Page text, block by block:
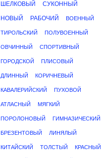
ШЕЛКОВЫЙ СУКОННЫЙ
НОВЫЙ РАБОЧИЙ ВОЕННЫЙ
ТИРОЛЬСКИЙ ПОЛУВОЕННЫЙ
ОВЧИННЫЙ СПОРТИВНЫЙ
ГОРОДСКОЙ ПЛИСОВЫЙ
ДЛИННЫЙ КОРИЧНЕВЫЙ
КАВАЛЕРИЙСКИЙ ПУХОВОЙ
АТЛАСНЫЙ МЯГКИЙ
ПОРОЛОНОВЫЙ ГИМНАЗИЧЕСКИЙ
БРЕЗЕНТОВЫЙ ЛИНЯЛЫЙ
КИТАЙСКИЙ ТОЛСТЫЙ КРАСНЫЙ